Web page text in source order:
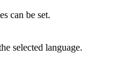
can be set.
selected language.